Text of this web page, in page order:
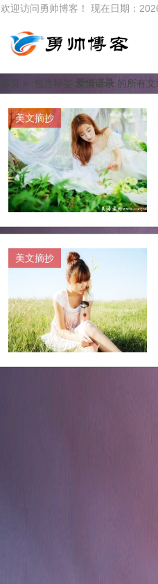
欢迎访问勇帅博客！ 现在日期：
首页 > 包含标签 爱情语录 的所有文
美文摘抄
美文摘抄